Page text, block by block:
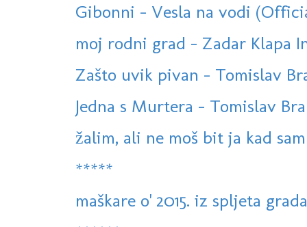
Gibonni - Vesla na vodi
moj rodni grad - Zadar Klapa
Zašto uvik pivan - Tomislav
Jedna s Murtera - Tomislav
žalim, ali ne moš bit ja kad
*****
maškare o' 2015. iz spljeta grada